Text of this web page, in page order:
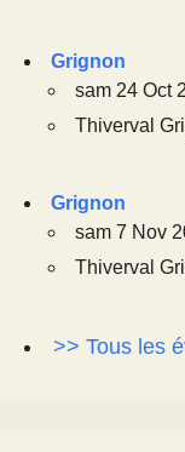
Grignon
sam 24 Oct
Thiverval
Grignon
sam 7 Nov
Thiverval
>> Tous les